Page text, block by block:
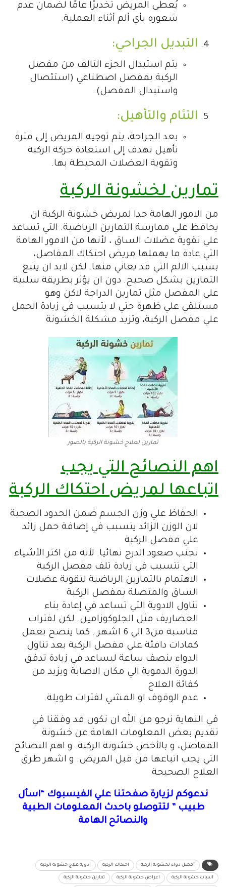
يُعطى المريض تخديرًا عامًا لضمان عدم
شعوره بأي ألم أثناء العملية.
التبديل الجراحي:
يتم استبدال الجزء التالف من مفصل
الركبة بمفصل اصطناعي (استئصال
واستبدال المفصل).
التئام والتأهيل:
بعد الجراحة، يتم توجيه المريض إلى فترة
تأهيل تهدف إلى استعادة حركة الركبة
وتقوية العضلات المحيطة بها.
تمارين لخشونة الركبة
من الامور الهامة جدا لمريض خشونة الركبة ان
يحافظ علي ممارسة التمارين الرياضية. التي تساعد
علي تقوية عضلات الساق ، لأنها من الامور الهامة
التي عادة ما يهملها مريض احتكاك المفاصل،
بسبب الالم التي قد يعاني منها. لكن لابد ان يتبع
التمارين بشكل صحيح. دون ان يؤثر بطريقة سلبية
علي المفصل مثل تمارين الدراجة لاكن وهو
مستلقي علي ظهرة حتي لا يتسبب في زيادة الحمل
علي مفصل الركبة، وتزيد مشكلة الخشونة
تمارين لعلاج خشونة الركبة بالصور
اهم النصائح التي يجب
اتباعها لمريض احتكاك الركبة
الحفاظ علي وزن الجسم ضمن الحدود الصحية
لان الوزن الزائد يتسبب في إضافة حمل زائد
علي مفصل الركبة
تجنب صعود الدرج نهائيا. لأنه من اكثر الأشياء
التي تتسبب في زيادة تلف مفصل الركبة
الاهتمام بالتمارين الرياضية لتقوية عضلات
الساق والمتصلة بمفصل الركبة
تناول الادوية التي تساعد في إعادة بناء
الغضاريف مثل الجلوكوزامين. لكن لفترات
مناسبة من3 الي 6 اشهر . كما ينصح بعمل
كمادات دافئة علي مفصل الركبة بعد تناول
الدواء بنصف ساعة ليساعد في زيادة تدفق
الدورة الدموية الي مكان الاصابة ويزيد من
كفائة العلاج
عدم الوقوف او المشي لفترات طويلة.
في النهاية نرجو من الله ان نكون قد وفقنا في
تقديم بعض المعلومات الهامة عن خشونة
المفاصل، و بالأخص خشونة الركبة. و اهم النصائح
التي يجب اتباعها من قبل المريض. و اشهر طرق
العلاج الصحيحة
ندعوكم لزيارة صفحتنا علي الفيسبوك “اسأل
طبيب ” لتتوصلو باحدث المعلومات الطبية
والنصائح الهامة
أفضل دواء لخشونة الركبة احتكاك الركبة ادوية علاج خشونة الركبة
اسباب خشونة الركبة اعراض خشونة الركبة تمارين خشونة الركبة